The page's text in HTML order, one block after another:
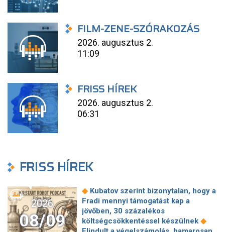
FILM-ZENE-SZÓRAKOZÁS
2026. augusztus 2.
11:09
FRISS HÍREK
2026. augusztus 2.
06:31
FRISS HÍREK
2026
08/09
◆ Kubatov szerint bizonytalan, hogy a
Fradi mennyi támogatást kap a
jövőben, 30 százalékos
költségcsökkentéssel készülnek ◆